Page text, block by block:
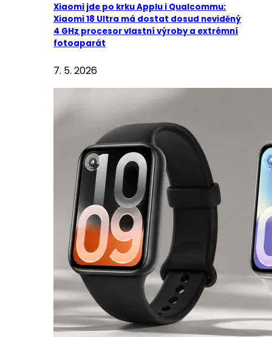
Xiaomi jde po krku Applu i Qualcommu:
Xiaomi 18 Ultra má dostat dosud neviděný
4 GHz procesor vlastní výroby a extrémní
fotoaparát
7. 5. 2026